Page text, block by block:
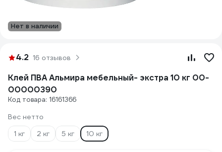
Нет в наличии
4.2 16 отзывов
Клей ПВА Альмира мебельный- экстра 10 кг 00-
00000390
Код товара: 16161366
Вес нетто
1 кг
2 кг 5 кг 10 кг